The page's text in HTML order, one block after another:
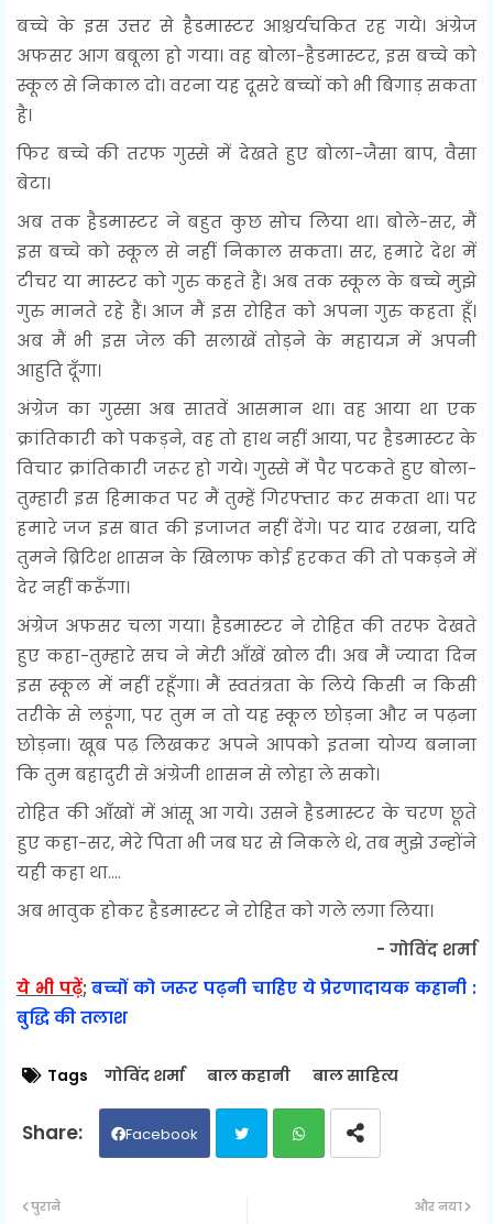
बच्चे के इस उत्तर से हैडमास्टर आश्चर्यचकित रह गये। अंग्रेज
अफसर आग बबूला हो गया। वह बोला-हैडमास्टर, इस बच्चे को
स्कूल से निकाल दो। वरना यह दूसरे बच्चों को भी बिगाड़ सकता
है।
फिर बच्चे की तरफ गुस्से में देखते हुए बोला-जैसा बाप, वैसा
बेटा।
अब तक हैडमास्टर ने बहुत कुछ सोच लिया था। बोले-सर, मैं
इस बच्चे को स्कूल से नहीं निकाल सकता। सर, हमारे देश में
टीचर या मास्टर को गुरु कहते हैं। अब तक स्कूल के बच्चे मुझे
गुरु मानते रहे हैं। आज मैं इस रोहित को अपना गुरु कहता हूँ।
अब मैं भी इस जेल की सलाखें तोड़ने के महायज्ञ में अपनी
आहुति दूँगा।
अंग्रेज का गुस्सा अब सातवें आसमान था। वह आया था एक
क्रांतिकारी को पकड़ने, वह तो हाथ नहीं आया, पर हैडमास्टर के
विचार क्रांतिकारी जरूर हो गये। गुस्से में पैर पटकते हुए बोला-
तुम्हारी इस हिमाकत पर मैं तुम्हें गिरफ्तार कर सकता था। पर
हमारे जज इस बात की इजाजत नहीं देंगे। पर याद रखना, यदि
तुमने ब्रिटिश शासन के खिलाफ कोई हरकत की तो पकड़ने में
देर नहीं करूँगा।
अंग्रेज अफसर चला गया। हैडमास्टर ने रोहित की तरफ देखते
हुए कहा-तुम्हारे सच ने मेरी आँखें खोल दी। अब मैं ज्यादा दिन
इस स्कूल में नहीं रहूँगा। मैं स्वतंत्रता के लिये किसी न किसी
तरीके से लडूंगा, पर तुम न तो यह स्कूल छोड़ना और न पढ़ना
छोड़ना। खूब पढ़ लिखकर अपने आपको इतना योग्य बनाना
कि तुम बहादुरी से अंग्रेजी शासन से लोहा ले सको।
रोहित की आँखों में आंसू आ गये। उसने हैडमास्टर के चरण छूते
हुए कहा-सर, मेरे पिता भी जब घर से निकले थे, तब मुझे उन्होंने
यही कहा था....
अब भावुक होकर हैडमास्टर ने रोहित को गले लगा लिया।
- गोविंद शर्मा
ये भी पढ़ें;बच्चों को जरूर पढ़नी चाहिए ये प्रेरणादायक कहानी :
बुद्धि की तलाश
Tags गोविंद शर्मा बाल कहानी बाल साहित्य
Facebook
और नया
पुराने